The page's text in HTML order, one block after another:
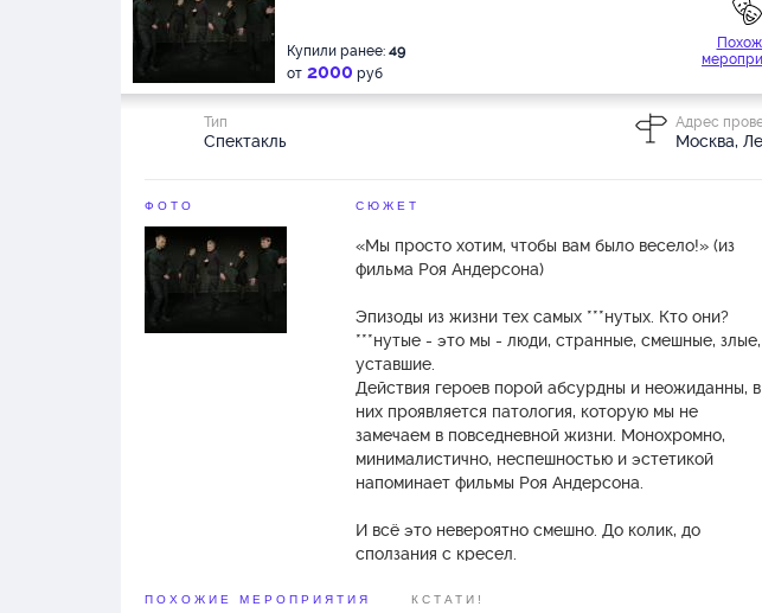
Купили ранее: 49
от 2000 руб
Тип
Спектакль
Адрес
Москва,
ФОТО СЮЖЕТ
«Мы просто хотим, чтобы вам было весело!» (из
фильма Роя Андерсона)
Эпизоды из жизни тех самых ***нутых. Кто они?
***нутые - это мы - люди, странные, смешные, злые,
уставшие.
Действия героев порой абсурдны и неожиданны, в
них проявляется патология, которую мы не
замечаем в повседневной жизни. Монохромно,
минималистично, неспешностью и эстетикой
напоминает фильмы Роя Андерсона.
И всё это невероятно смешно. До колик, до
сползания с кресел.
Спектакль - новая версия дипломного спектакля
ПОХОЖИЕ МЕРОПРИЯТИЯ КСТАТИ!